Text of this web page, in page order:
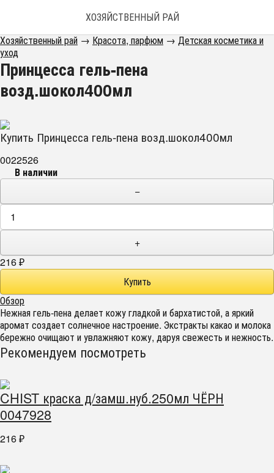
ХОЗЯЙСТВЕННЫЙ РАЙ
Хозяйственный рай → Красота, парфюм → Детская косметика и
уход
Принцесса гель-пена
возд.шокол400мл
Купить Принцесса гель-пена возд.шокол400мл
0022526
В наличии
−
+
216 ₽
Обзор
Нежная гель-пена делает кожу гладкой и бархатистой, а яркий
аромат создает солнечное настроение. Экстракты какао и молока
бережно очищают и увлажняют кожу, даруя свежесть и нежность.
Рекомендуем посмотреть
CHIST краска д/замш.нуб.250мл ЧЁРН
0047928
216 ₽